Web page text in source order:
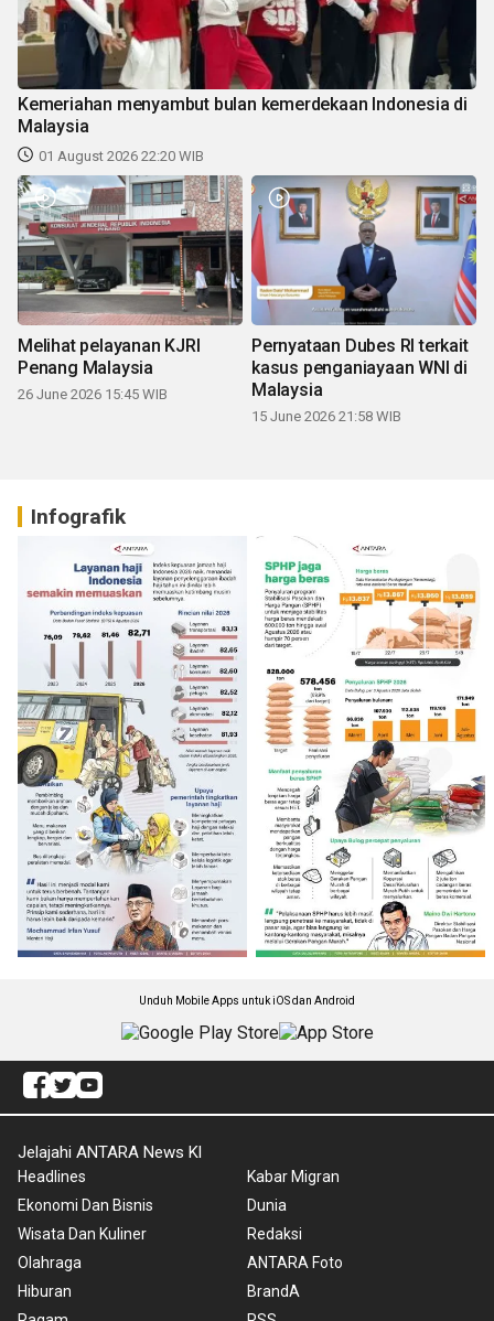
Kemeriahan menyambut bulan kemerdekaan Indonesia di
Malaysia
01 August 2026 22:20 WIB
Melihat pelayanan KJRI
Penang Malaysia
26 June 2026 15:45 WIB
Pernyataan Dubes RI terkait
kasus penganiayaan WNI di
Malaysia
15 June 2026 21:58 WIB
Infografik
Unduh Mobile Apps untuk iOS dan Android
Jelajahi ANTARA News Kl
Headlines
Ekonomi Dan Bisnis
Wisata Dan Kuliner
Olahraga
Hiburan
Kabar Migran
Dunia
Redaksi
ANTARA Foto
BrandA